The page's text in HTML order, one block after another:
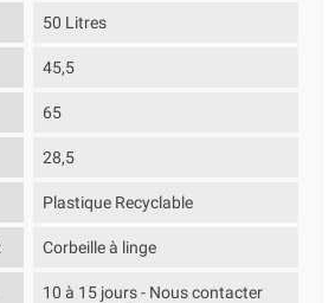
50 Litres
45,5
65
28,5
Plastique Recyclable
Corbeille à linge
10 à 15 jours - Nous contacter